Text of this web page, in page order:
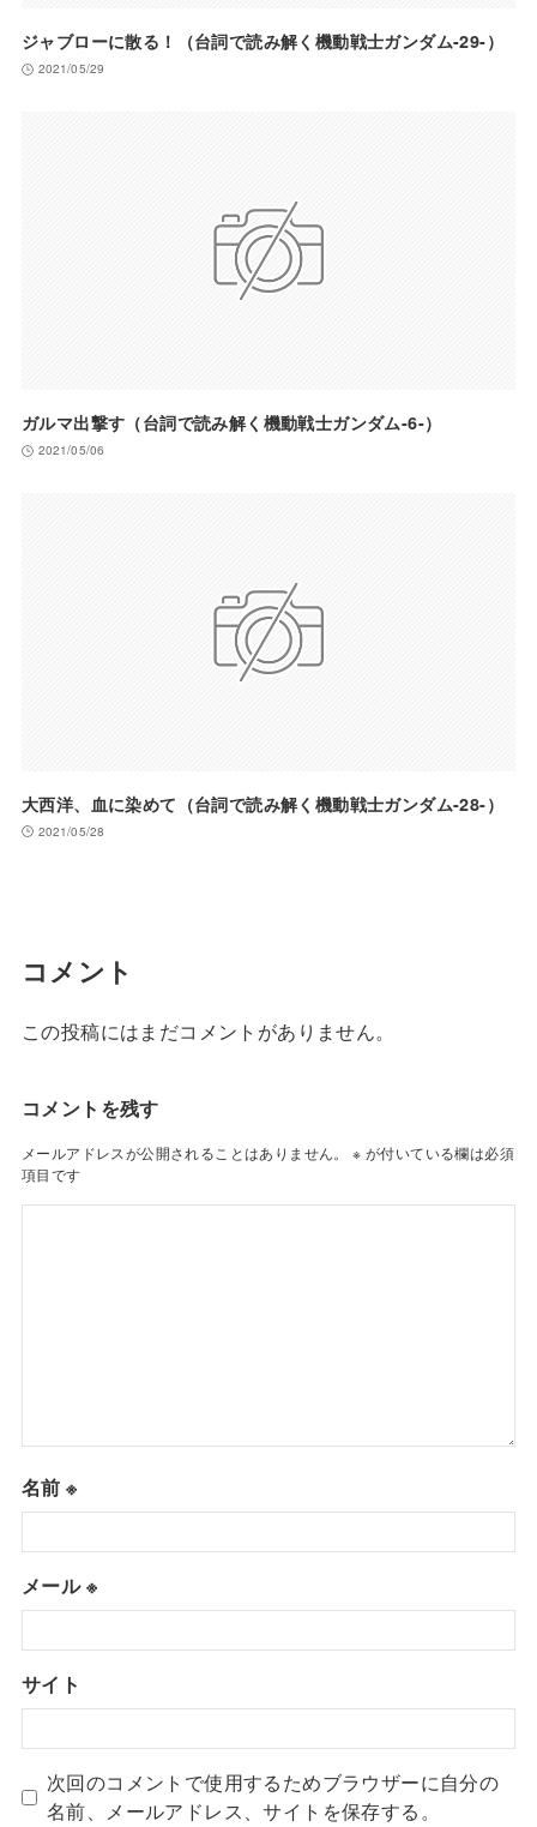
ジャブローに散る！（台詞で読み解く機動戦士ガンダム-29-）
2021/05/29
ガルマ出撃す（台詞で読み解く機動戦士ガンダム-6-）
2021/05/06
大西洋、血に染めて（台詞で読み解く機動戦士ガンダム-28-）
2021/05/28
コメント
この投稿にはまだコメントがありません。
コメントを残す
メールアドレスが公開されることはありません。 ※ が付いている欄は必須
項目です
名前※
メール※
サイト
次回のコメントで使用するためブラウザーに自分の
名前、メールアドレス、サイトを保存する。